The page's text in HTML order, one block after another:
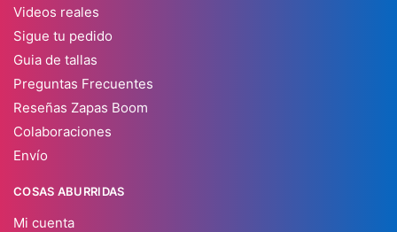
Videos reales
Sigue tu pedido
Guia de tallas
Preguntas Frecuentes
Reseñas Zapas Boom
Colaboraciones
Envío
COSAS ABURRIDAS
Mi cuenta